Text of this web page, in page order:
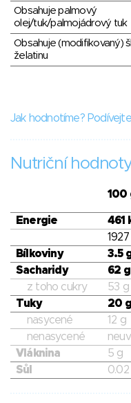
Obsahuje palmový
olej/tuk/palmojádrový tuk
Obsahuje (modifikovaný)
želatinu
Jak hodnotíme?
Nutriční
100
Energie 461
1927
Bílkoviny
3.5
Sacharidy
62 g
z toho cukry
53 g
Tuky
20 g
nasycené
12 g
nenasycené
Vláknina
5 g
Sůl
0.02